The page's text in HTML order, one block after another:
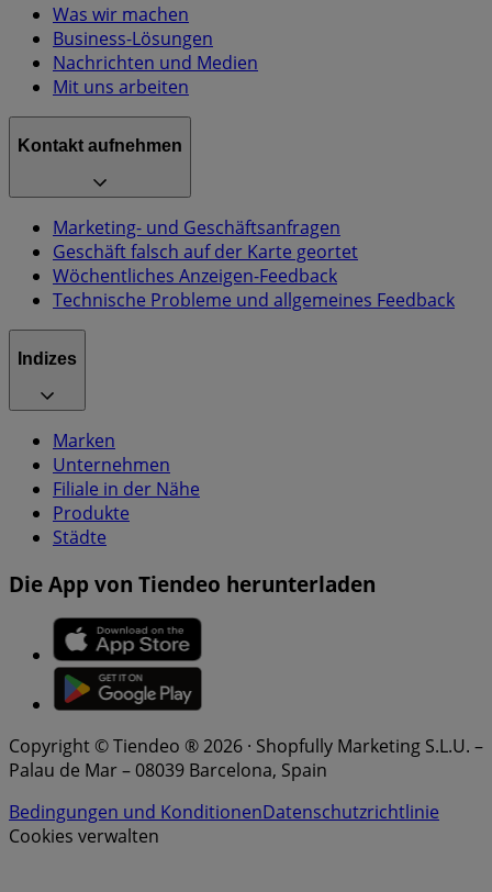
Was wir machen
Business-Lösungen
Nachrichten und Medien
Mit uns arbeiten
Kontakt aufnehmen
Marketing- und Geschäftsanfragen
Geschäft falsch auf der Karte geortet
Wöchentliches Anzeigen-Feedback
Technische Probleme und allgemeines Feedback
Indizes
Marken
Unternehmen
Filiale in der Nähe
Produkte
Städte
Die App von Tiendeo herunterladen
Copyright © Tiendeo ® 2026 · Shopfully Marketing S.L.U. –
Palau de Mar – 08039 Barcelona, Spain
Bedingungen und KonditionenDatenschutzrichtlinie
Cookies verwalten